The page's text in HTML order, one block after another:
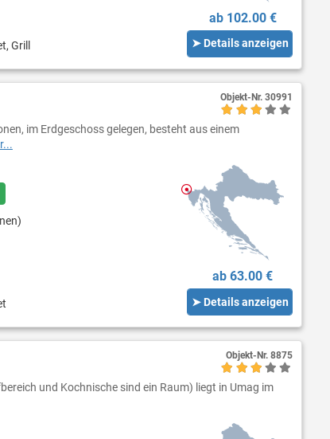
Grill
ab 102.00 €
➤ Details anzeigen
im Erdgeschoss gelegen, besteht aus einem
ab 63.00 €
➤ Details anzeigen
Objekt-Nr. 30991
und Kochnische sind ein Raum) liegt in Umag im
Objekt-Nr. 8875